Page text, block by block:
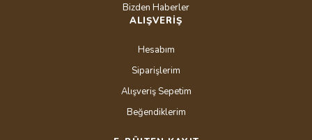
Bizden Haberler
ALIŞVERİŞ
Hesabım
Siparişlerim
Alışveriş Sepetim
Beğendiklerim